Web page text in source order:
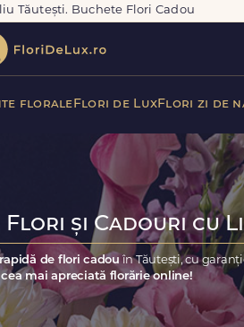
Tăutești. Buchete Flori Cadou
floraleFlori de LuxFlori zi de
Flori și Cadouri cu
de flori cadou în Tăutești, cu
mai apreciată florărie online!